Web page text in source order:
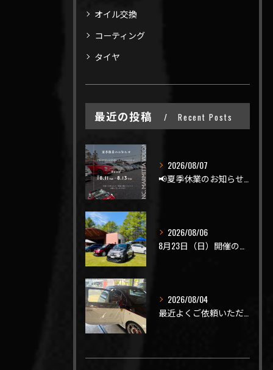
オイル交換
コーティング
タイヤ
最近の投稿 Recent Posts
2026/08/07
2026/08/06
2026/08/04